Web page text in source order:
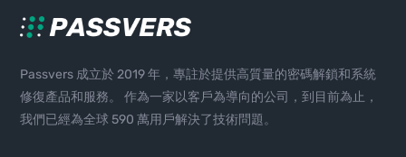
Passvers 成立於 2019 年，專註於提供高質量的密碼解鎖和系統
修復產品和服務。 作為一家以客戶為導向的公司，到目前為止，
我們已經為全球 590 萬用戶解決了技術問題。